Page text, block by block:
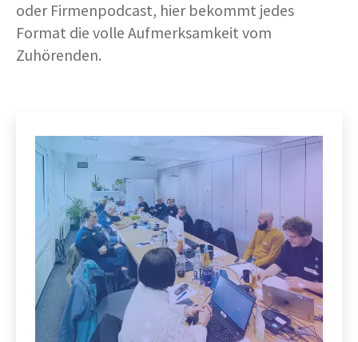
oder Firmenpodcast, hier bekommt jedes
Format die volle Aufmerksamkeit vom
Zuhörenden.